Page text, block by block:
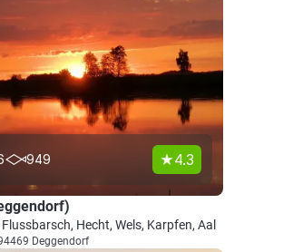
949 4.3
Hecht, Wels, Karpfen, Aal
Deggendorf